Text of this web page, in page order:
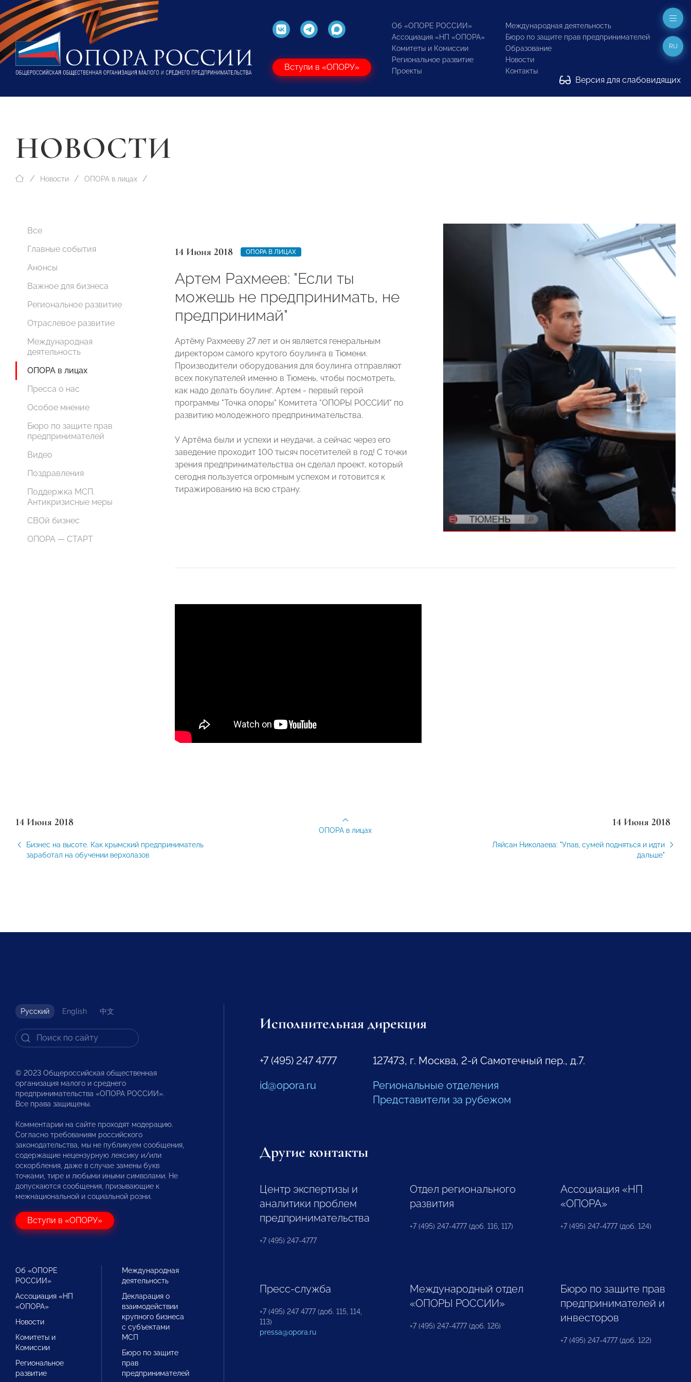
Вступи в «ОПОРУ»
Об «ОПОРЕ РОССИИ»
Ассоциация «НП «ОПОРА»
Комитеты и Комиссии
Региональное развитие
Проекты
Международная деятельность
Бюро по защите прав предпринимателей
Образование
Новости
Контакты
Версия для слабовидящих
RU
НОВОСТИ
Новости ОПОРА в лицах
Все
Главные события
Анонсы
Важное для бизнеса
Региональное развитие
Отраслевое развитие
Международная
деятельность
ОПОРА в лицах
Пресса о нас
Особое мнение
Бюро по защите прав
предпринимателей
Видео
Поздравления
Поддержка МСП.
Антикризисные меры
СВОй бизнес
ОПОРА — СТАРТ
14 Июня 2018 ОПОРА В ЛИЦАХ
Артем Рахмеев: "Если ты
можешь не предпринимать, не
предпринимай"
Артёму Рахмееву 27 лет и он является генеральным
директором самого крутого боулинга в Тюмени.
Производители оборудования для боулинга отправляют
всех покупателей именно в Тюмень, чтобы посмотреть,
как надо делать боулинг. Артем - первый герой
программы "Точка опоры" Комитета "ОПОРЫ РОССИИ" по
развитию молодежного предпринимательства.
У Артёма были и успехи и неудачи, а сейчас через его
заведение проходит 100 тысяч посетителей в год! С точки
зрения предпринимательства он сделал проект, который
сегодня пользуется огромным успехом и готовится к
тиражированию на всю страну.
14 Июня 2018
Бизнес на высоте. Как крымский предприниматель
заработал на обучении верхолазов
14 Июня 2018
Ляйсан Николаева: "Упав, сумей подняться и идти
дальше"
ОПОРА в лицах
Русский English 中文
© 2023 Общероссийская общественная
организация малого и среднего
предпринимательства «ОПОРА РОССИИ».
Все права защищены.
Комментарии на сайте проходят модерацию.
Согласно требованиям российского
законодательства, мы не публикуем сообщения,
содержащие нецензурную лексику и/или
оскорбления, даже в случае замены букв
точками, тире и любыми иными символами. Не
допускаются сообщения, призывающие к
межнациональной и социальной розни.
Вступи в «ОПОРУ»
Об «ОПОРЕ
РОССИИ»
Ассоциация «НП
«ОПОРА»
Новости
Комитеты и
Комиссии
Региональное
развитие
Международная
деятельность
Декларация о
взаимодействии
крупного бизнеса
с субъектами
МСП
Бюро по защите
прав
предпринимателей
Исполнительная дирекция
+7 (495) 247 4777
id@opora.ru
127473, г. Москва, 2-й Самотечный пер., д.7.
Региональные отделения
Представители за рубежом
Другие контакты
Центр экспертизы и
аналитики проблем
предпринимательства
+7 (495) 247-4777
Отдел регионального
развития
+7 (495) 247-4777 (доб. 116, 117)
Ассоциация «НП
«ОПОРА»
+7 (495) 247-4777 (доб. 124)
Пресс-служба
+7 (495) 247 4777 (доб. 115, 114,
113)
pressa@opora.ru
Международный отдел
«ОПОРЫ РОССИИ»
+7 (495) 247-4777 (доб. 126)
Бюро по защите прав
предпринимателей и
инвесторов
+7 (495) 247-4777 (доб. 122)